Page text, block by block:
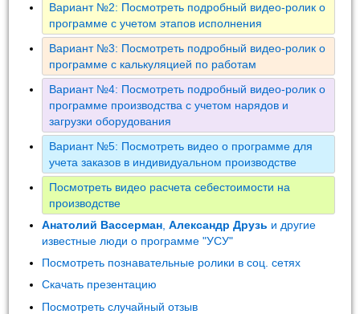
Вариант №2: Посмотреть подробный видео-ролик о
программе с учетом этапов исполнения
Вариант №3: Посмотреть подробный видео-ролик о
программе с калькуляцией по работам
Вариант №4: Посмотреть подробный видео-ролик о
программе производства с учетом нарядов и
загрузки оборудования
Вариант №5: Посмотреть видео о программе для
учета заказов в индивидуальном производстве
Посмотреть видео расчета себестоимости на
производстве
Анатолий Вассерман ,Александр Друзь и другие
известные люди о программе "УСУ"
Посмотреть познавательные ролики в соц. сетях
Скачать презентацию
Посмотреть случайный отзыв